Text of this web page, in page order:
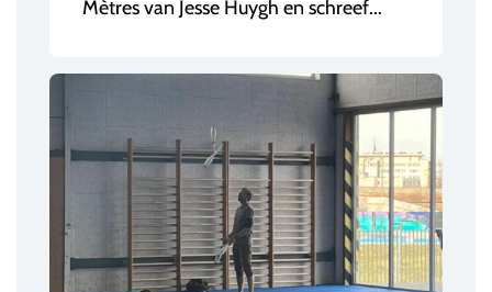
Mètres van Jesse Huygh en schreef...